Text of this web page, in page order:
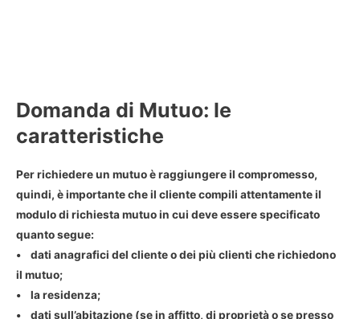
Domanda di Mutuo: le
caratteristiche
Perrichiedere un mutuoè raggiungere il compromesso,
quindi, è importante che il cliente compili attentamente il
modulo di richiesta mutuo in cui deve essere specificato
quanto segue:
• dati anagrafici del cliente o dei più clienti che richiedono
il mutuo;
• la residenza;
• dati sull’abitazione (se in affitto, di proprietà o se presso